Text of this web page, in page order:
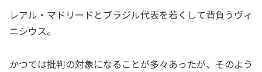
レアル・マドリードとブラジル代表を若くして背負うヴィ
ニシウス。
かつては批判の対象になることが多々あったが、そのよう